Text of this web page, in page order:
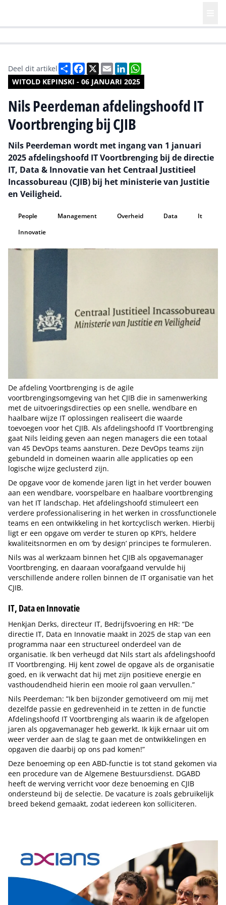
WITOLD KEPINSKI - 06 JANUARI 2025
Deel dit artikel DeelFacebook
X EmailLinkedIn
Nils Peerdeman afdelingshoofd IT
Voortbrenging bij CJIB
Nils Peerdeman wordt met ingang van 1 januari
2025 afdelingshoofd IT Voortbrenging bij de directie
IT, Data & Innovatie van het Centraal Justitieel
Incassobureau (CJIB) bij het ministerie van Justitie
en Veiligheid.
People Management Overheid Data
It
Innovatie
De afdeling Voortbrenging is de agile
voortbrengingsomgeving van het CJIB die in samenwerking
met de uitvoeringsdirecties op een snelle, wendbare en
haalbare wijze IT oplossingen realiseert die waarde
toevoegen voor het CJIB. Als afdelingshoofd IT Voortbrenging
gaat Nils leiding geven aan negen managers die een totaal
van 45 DevOps teams aansturen. Deze DevOps teams zijn
gebundeld in domeinen waarin alle applicaties op een
logische wijze geclusterd zijn.
De opgave voor de komende jaren ligt in het verder bouwen
aan een wendbare, voorspelbare en haalbare voortbrenging
van het IT landschap. Het afdelingshoofd stimuleert een
verdere professionalisering in het werken in crossfunctionele
teams en een ontwikkeling in het kortcyclisch werken. Hierbij
ligt er een opgave om verder te sturen op KPI’s, heldere
kwaliteitsnormen en om ‘by design’ principes te formuleren.
Nils was al werkzaam binnen het CJIB als opgavemanager
Voortbrenging, en daaraan voorafgaand vervulde hij
verschillende andere rollen binnen de IT organisatie van het
CJIB.
IT, Data en Innovatie
Henkjan Derks, directeur IT, Bedrijfsvoering en HR: “De
directie IT, Data en Innovatie maakt in 2025 de stap van een
programma naar een structureel onderdeel van de
organisatie. Ik ben verheugd dat Nils start als afdelingshoofd
IT Voortbrenging. Hij kent zowel de opgave als de organisatie
goed, en ik verwacht dat hij met zijn positieve energie en
vasthoudendheid hierin een mooie rol gaan vervullen.”
Nils Peerdeman: ”Ik ben bijzonder gemotiveerd om mij met
dezelfde passie en gedrevenheid in te zetten in de functie
Afdelingshoofd IT Voortbrenging als waarin ik de afgelopen
jaren als opgavemanager heb gewerkt. Ik kijk ernaar uit om
weer verder aan de slag te gaan met de ontwikkelingen en
opgaven die daarbij op ons pad komen!”
Deze benoeming op een ABD-functie is tot stand gekomen via
een procedure van de Algemene Bestuursdienst. DGABD
heeft de werving verricht voor deze benoeming en CJIB
ondersteund bij de selectie. De vacature is zoals gebruikelijk
breed bekend gemaakt, zodat iedereen kon solliciteren.